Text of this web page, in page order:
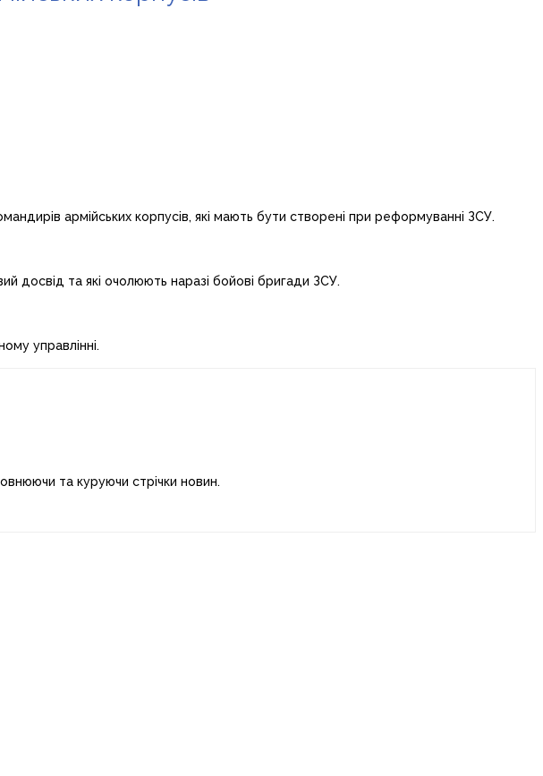
армійських корпусів, які мають бути створені при реформуванні ЗСУ.
досвід та які очолюють наразі бойові бригади ЗСУ.
управлінні.
та куруючи стрічки новин.